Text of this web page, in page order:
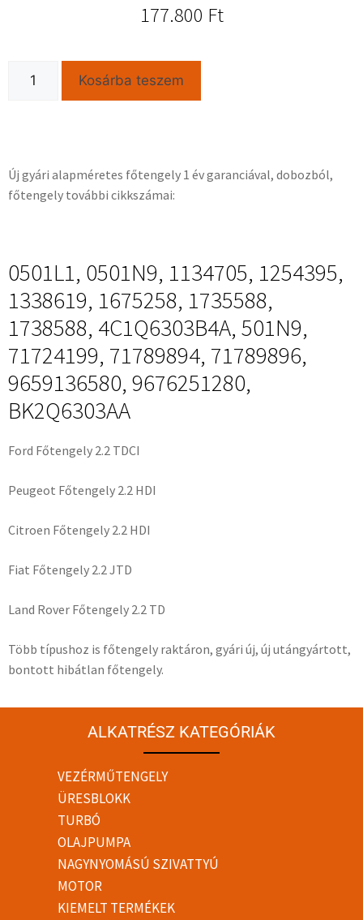
177.800 Ft
Kosárba teszem
Új gyári alapméretes főtengely 1 év garanciával, dobozból,
főtengely további cikkszámai:
0501L1, 0501N9, 1134705, 1254395,
1338619, 1675258, 1735588,
1738588, 4C1Q6303B4A, 501N9,
71724199, 71789894, 71789896,
9659136580, 9676251280,
BK2Q6303AA
Ford Főtengely 2.2 TDCI
Peugeot Főtengely 2.2 HDI
Citroen Főtengely 2.2 HDI
Fiat Főtengely 2.2 JTD
Land Rover Főtengely 2.2 TD
Több típushoz is főtengely raktáron, gyári új, új utángyártott,
bontott hibátlan főtengely.
ALKATRÉSZ KATEGÓRIÁK
VEZÉRMŰTENGELY
ÜRESBLOKK
TURBÓ
OLAJPUMPA
NAGYNYOMÁSÚ SZIVATTYÚ
MOTOR
KIEMELT TERMÉKEK